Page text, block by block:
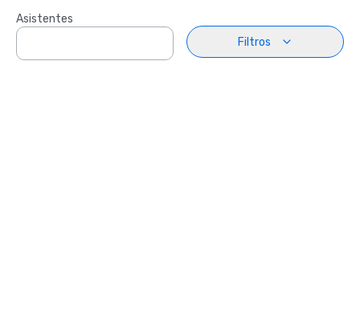
Asistentes
Filtros